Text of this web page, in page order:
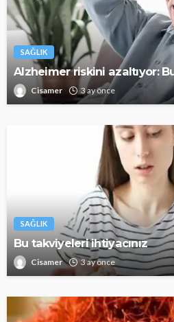
SAĞLIK
Alzheimer riskini azaltıyor:
Cisamer 3 ay önce
SAĞLIK
Bu takviyeleri ihtiyacınız
Cisamer 3 ay önce